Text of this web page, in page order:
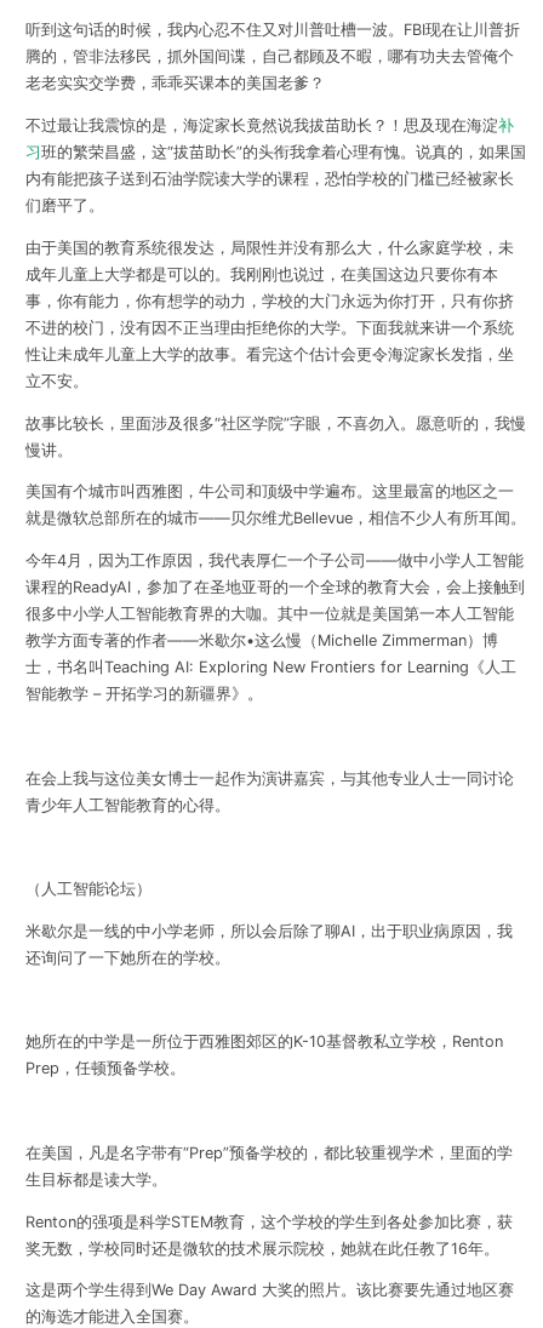
听到这句话的时候，我内心忍不住又对川普吐槽一波。FBI现在让川普折
腾的，管非法移民，抓外国间谍，自己都顾及不暇，哪有功夫去管俺个
老老实实交学费，乖乖买课本的美国老爹？
不过最让我震惊的是，海淀家长竟然说我拔苗助长？！思及现在海淀补
习班的繁荣昌盛，这“拔苗助长”的头衔我拿着心理有愧。说真的，如果国
内有能把孩子送到石油学院读大学的课程，恐怕学校的门槛已经被家长
们磨平了。
由于美国的教育系统很发达，局限性并没有那么大，什么家庭学校，未
成年儿童上大学都是可以的。我刚刚也说过，在美国这边只要你有本
事，你有能力，你有想学的动力，学校的大门永远为你打开，只有你挤
不进的校门，没有因不正当理由拒绝你的大学。下面我就来讲一个系统
性让未成年儿童上大学的故事。看完这个估计会更令海淀家长发指，坐
立不安。
故事比较长，里面涉及很多“社区学院”字眼，不喜勿入。愿意听的，我慢
慢讲。
美国有个城市叫西雅图，牛公司和顶级中学遍布。这里最富的地区之一
就是微软总部所在的城市——贝尔维尤Bellevue，相信不少人有所耳闻。
今年4月，因为工作原因，我代表厚仁一个子公司——做中小学人工智能
课程的ReadyAI，参加了在圣地亚哥的一个全球的教育大会，会上接触到
很多中小学人工智能教育界的大咖。其中一位就是美国第一本人工智能
教学方面专著的作者——米歇尔•这么慢（Michelle Zimmerman）博
士，书名叫Teaching AI: Exploring New Frontiers for Learning《人工
智能教学 – 开拓学习的新疆界》。
在会上我与这位美女博士一起作为演讲嘉宾，与其他专业人士一同讨论
青少年人工智能教育的心得。
（人工智能论坛）
米歇尔是一线的中小学老师，所以会后除了聊AI，出于职业病原因，我
还询问了一下她所在的学校。
她所在的中学是一所位于西雅图郊区的K-10基督教私立学校，Renton
Prep，任顿预备学校。
在美国，凡是名字带有“Prep”预备学校的，都比较重视学术，里面的学
生目标都是读大学。
Renton的强项是科学STEM教育，这个学校的学生到各处参加比赛，获
奖无数，学校同时还是微软的技术展示院校，她就在此任教了16年。
这是两个学生得到We Day Award 大奖的照片。该比赛要先通过地区赛
的海选才能进入全国赛。